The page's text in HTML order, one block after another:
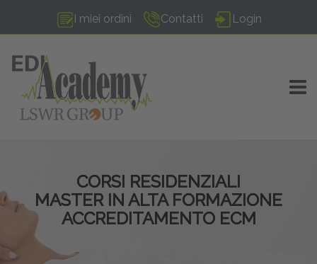
I miei ordini Contatti Login
CORSI RESIDENZIALI
MASTER IN ALTA FORMAZIONE
ACCREDITAMENTO ECM